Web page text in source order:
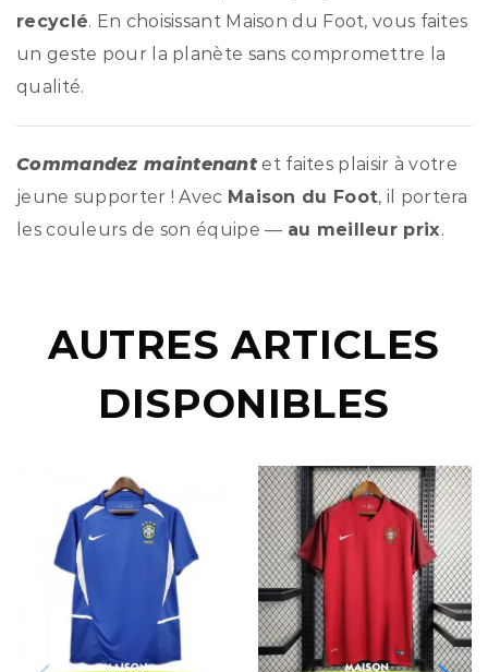
recyclé. En choisissant Maison du Foot, vous faites
un geste pour la planète sans compromettre la
qualité.
Commandez maintenant et faites plaisir à votre
jeune supporter ! Avec Maison du Foot, il portera
les couleurs de son équipe — au meilleur prix.
AUTRES ARTICLES
DISPONIBLES